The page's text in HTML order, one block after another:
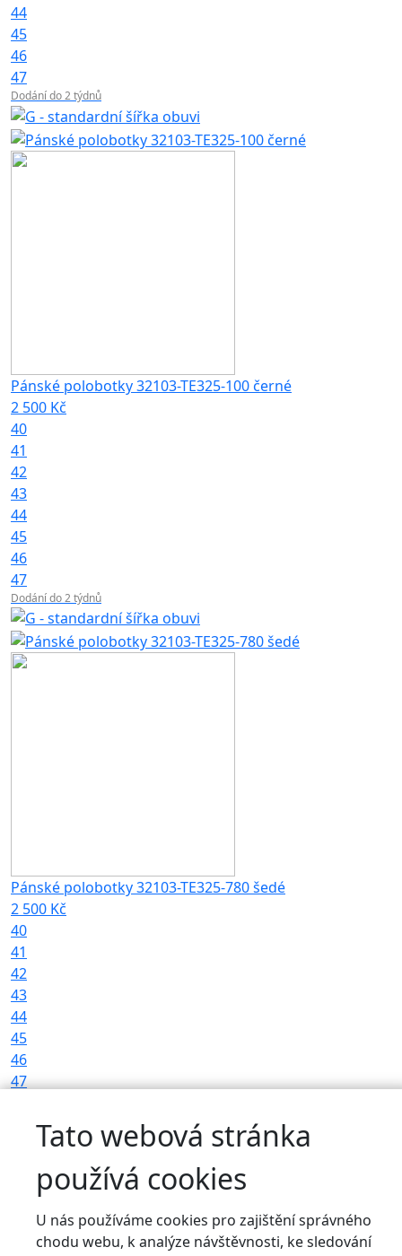
Tato webová stránka
používá cookies
U nás používáme cookies pro zajištění správného
chodu webu, k analýze návštěvnosti, ke sledování
44
45
46
47
Dodání do 2 týdnů
Pánské polobotky 32103-TE325-100 černé
2 500 Kč
40
41
42
43
44
45
46
47
Dodání do 2 týdnů
Pánské polobotky 32103-TE325-780 šedé
2 500 Kč
40
41
42
43
44
45
46
47